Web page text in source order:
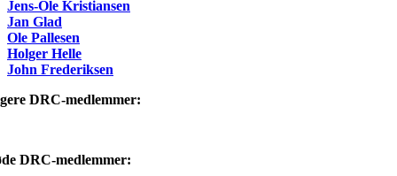
Jens-Ole Kristiansen
Jan Glad
Ole Pallesen
Holger Helle
John Frederiksen
DRC-medlemmer:
DRC-medlemmer: